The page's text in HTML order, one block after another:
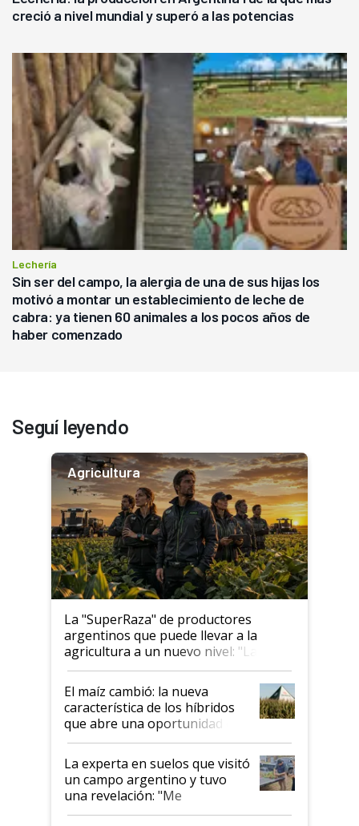
creció a nivel mundial y superó a las potencias
Lechería
Sin ser del campo, la alergia de una de sus hijas los
motivó a montar un establecimiento de leche de
cabra: ya tienen 60 animales a los pocos años de
haber comenzado
Seguí leyendo
Agricultura
La "SuperRaza" de productores
argentinos que puede llevar a la
agricultura a un nuevo nivel: "Las
posibilidades de crecimiento son
infinitas"
El maíz cambió: la nueva
característica de los híbridos
que abre una oportunidad en
el lote
La experta en suelos que visitó
un campo argentino y tuvo
una revelación: "Me
impresionó mucho"